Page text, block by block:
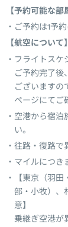
【予約可能な部
ご予約は1予
【航空について】
フライトスケ
ご予約完了後
ございますの
ページにてご
空港から宿泊
い。
往路・復路で
マイルにつき
【東京（羽
部・小牧）、
意】
乗継ぎ空港が